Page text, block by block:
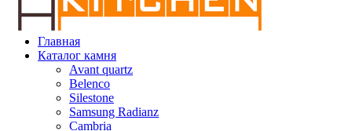
Главная
Каталог камня
Avant quartz
Belenco
Silestone
Samsung Radianz
Сambria